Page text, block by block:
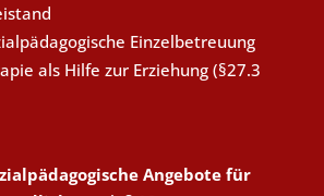
Einzelbetreuung
als Hilfe zur Erziehung (§27.3
Angebote für